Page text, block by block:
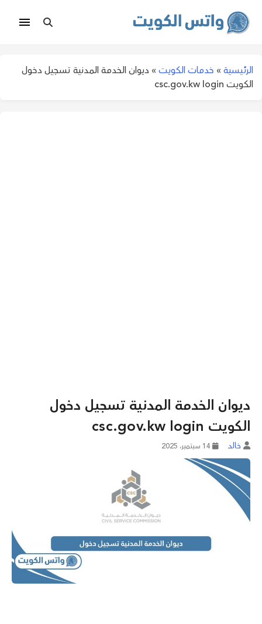
الرئيسية » خدمات الكويت » ديوان الخدمة المدنية تسجيل دخول
الكويت csc.gov.kw login
ديوان الخدمة المدنية تسجيل دخول
الكويت csc.gov.kw login
خالد